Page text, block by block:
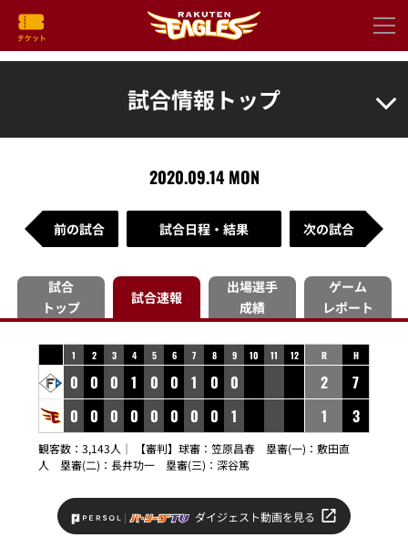
試合情報トップ
2020.09.14 MON
前の試合 試合日程・結果 次の試合
試合
トップ
試合速報
出場選手
成績
ゲーム
レポート
1 2 3 4 5 6 7 8 9 10 11 12
0 0 0 1 0 0 1 0 0
0 0 0 0 0 0 0 0 1
R H
2
7
1
3
観客数：3,143人｜ 【審判】球審：笠原昌春 塁審(一)：敷田直
人 塁審(二)：長井功一 塁審(三)：深谷篤
ダイジェスト動画を見る